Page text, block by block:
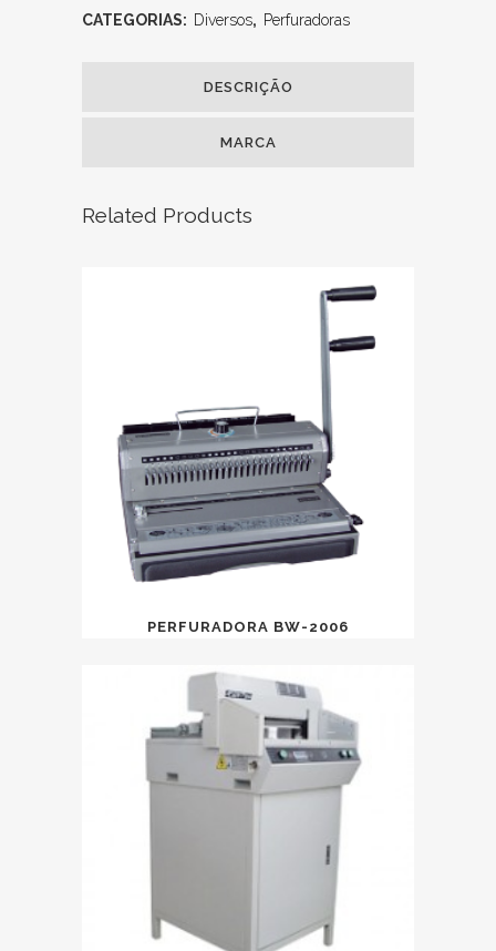
CATEGORIAS: Diversos, Perfuradoras
DESCRIÇÃO
MARCA
Related Products
PERFURADORA BW-2006